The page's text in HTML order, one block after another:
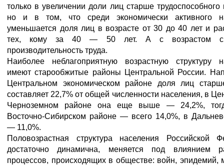
только в увеличении доли лиц старше трудоспособного
но и в том, что среди экономически активного
уменьшается доля лиц в возрасте от 30 до 40 лет и
тех, кому за 40 — 50 лет. А с возрастом
производительность труда.
Наиболее неблагоприятную возрастную структуру
имеют старообжитые районы Центральной России.
Центральном экономическом районе доля лиц
составляет 22,7% от общей численности населения, в
Черноземном районе она еще выше — 24,2%,
Восточно-Сибирском районе — всего 14,0%, в
— 11,0%.
Половозрастная структура населения Российской
достаточно динамична, меняется под влиянием
процессов, происходящих в обществе: войн, эпидемий,